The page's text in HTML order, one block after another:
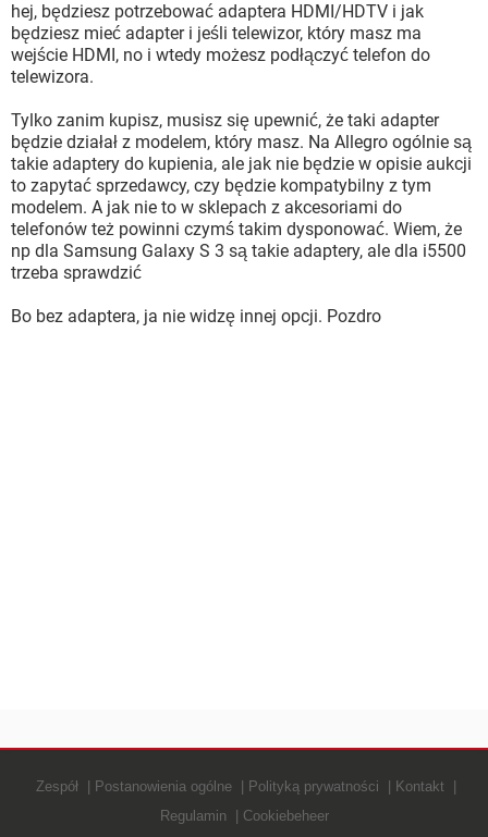
hej, będziesz potrzebować adaptera HDMI/HDTV i jak
będziesz mieć adapter i jeśli telewizor, który masz ma
wejście HDMI, no i wtedy możesz podłączyć telefon do
telewizora.
Tylko zanim kupisz, musisz się upewnić, że taki adapter
będzie działał z modelem, który masz. Na Allegro ogólnie są
takie adaptery do kupienia, ale jak nie będzie w opisie aukcji
to zapytać sprzedawcy, czy będzie kompatybilny z tym
modelem. A jak nie to w sklepach z akcesoriami do
telefonów też powinni czymś takim dysponować. Wiem, że
np dla Samsung Galaxy S 3 są takie adaptery, ale dla i5500
trzeba sprawdzić
Bo bez adaptera, ja nie widzę innej opcji. Pozdro
Zespół Postanowienia ogólne Polityką prywatności
Kontakt
Regulamin
Cookiebeheer